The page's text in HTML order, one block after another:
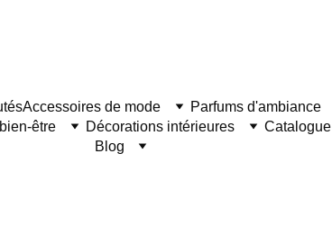
Accessoires de mode
Parfums d'ambiance
être
Décorations intérieures
Catalogue
Blog